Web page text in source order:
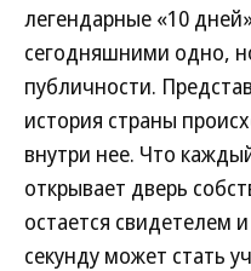
легендарные «10
сегодняшними одно,
публичности.
история страны
внутри нее. Что
открывает дверь
остается
секунду может стать